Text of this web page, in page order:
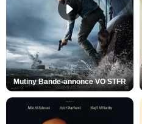
Mutiny Bande-annonce VO STFR